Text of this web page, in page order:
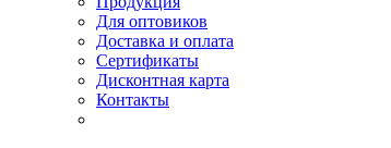
Для оптовиков
Доставка и оплата
Сертификаты
Дисконтная карта
Контакты